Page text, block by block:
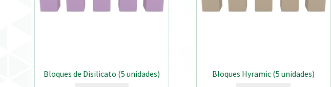
Bloques de Disilicato (5 unidades) Bloques Hyramic (5 unidades)